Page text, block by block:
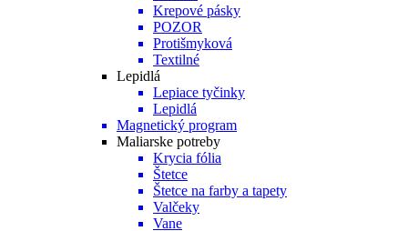
Krepové pásky
POZOR
Protišmyková
Textilné
Lepidlá
Lepiace tyčinky
Lepidlá
Magnetický program
Maliarske potreby
Krycia fólia
Štetce
Štetce na farby a tapety
Valčeky
Vane